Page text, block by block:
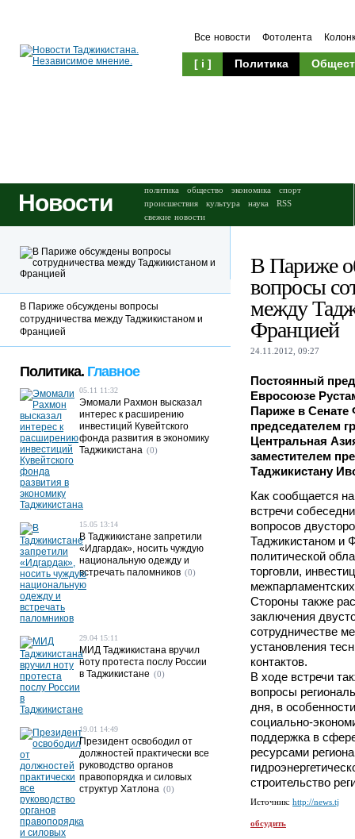
Все новости Фотолента
[ i ] Политика
Новости политика общество экономика
спорт
происшествия
культура наука
RSS
свежие новости
В Париже
вопросы
между
Францией
24.11.2012, 09:27
Постоянный
Евросоюзе
Париже в Сенате
председателем
Центральная
заместителем
Таджикистану
Как сообщается
встречи
вопросов
Таджикистаном и
политической
торговли,
Стороны также
заключения
сотрудничестве
установления
контактов.
В ходе встречи
вопросы
дня, в
социально-
поддержка в
ресурсами
строительство
Источник: http://news.tj
обсудить
В Париже обсуждены вопросы
сотрудничества между Таджикистаном и
Францией
Политика. Главное
05.11 11:32
Эмомали Рахмон высказал
интерес к расширению
инвестиций Кувейтского
фонда развития в экономику
Таджикистана (0)
15.05 13:14
В Таджикистане запретили
«Идгардак», носить чуждую
национальную одежду и
встречать паломников (0)
29.04 15:11
МИД Таджикистана вручил
ноту протеста послу России
в Таджикистане (0)
19.01 14:49
Президент освободил от
должностей практически все
руководство органов
правопорядка и силовых
структур Хатлона (0)